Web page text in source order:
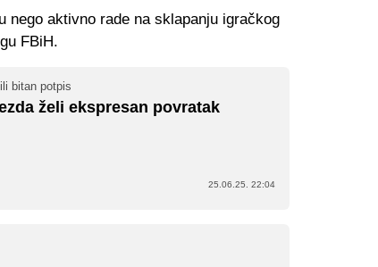
nego aktivno rade na sklapanju igračkog
FBiH.
bitan potpis
želi ekspresan povratak
25.06.25. 22:04